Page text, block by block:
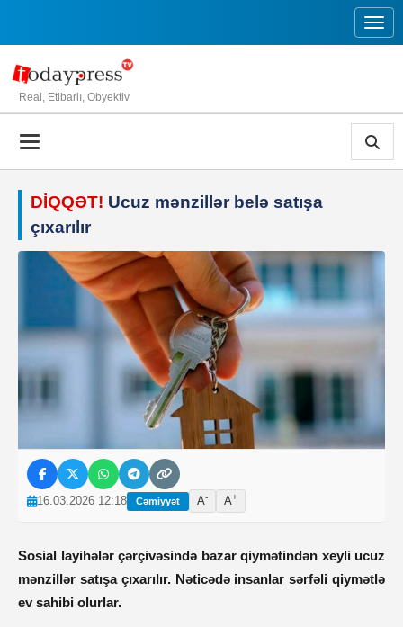
Real, Etibarlı, Obyektiv
DİQQƏT! Ucuz mənzillər belə satışa
çıxarılır
16.03.2026 12:18 Cəmiyyət A- A+
Sosial layihələr çərçivəsində bazar qiymətindən xeyli ucuz
mənzillər satışa çıxarılır. Nəticədə insanlar sərfəli qiymətlə
ev sahibi olurlar.